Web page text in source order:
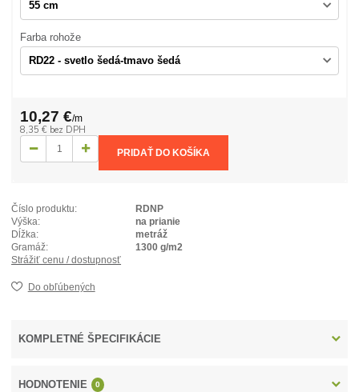
Farba rohože
10,27 €/m
8,35 € bez DPH
PRIDAŤ DO KOŠÍKA
Číslo produktu:
RDNP
Výška:
na prianie
Dĺžka:
metráž
Gramáž:
1300 g/m2
Strážiť cenu / dostupnosť
Do obľúbených
KOMPLETNÉ ŠPECIFIKÁCIE
HODNOTENIE 0